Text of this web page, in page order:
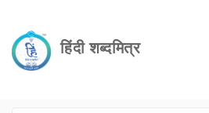
हिंदी शब्दमित्र